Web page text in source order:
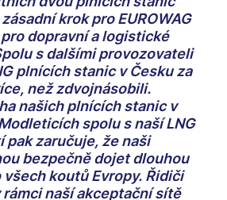
krok pro EUROWAG
dopravní a logistické
s dalšími provozovateli
plnících stanic v Česku za
než zdvojnásobili.
našich plnících stanic v
spolu s naší LNG
pak zaručuje, že naši
bezpečně dojet dlouhou
koutů Evropy. Řidiči
rámci naší akceptační sítě